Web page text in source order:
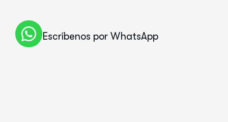
Escríbenos por WhatsApp